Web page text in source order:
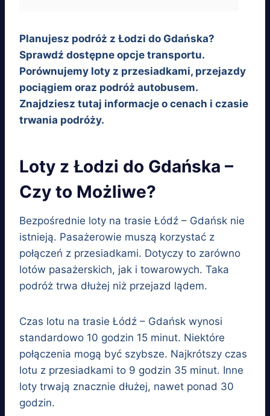
Planujesz podróż z Łodzi do Gdańska?
Sprawdź dostępne opcje transportu.
Porównujemy loty z przesiadkami, przejazdy
pociągiem oraz podróż autobusem.
Znajdziesz tutaj informacje o cenach i czasie
trwania podróży.
Loty z Łodzi do Gdańska –
Czy to Możliwe?
Bezpośrednie loty na trasie Łódź – Gdańsk nie
istnieją. Pasażerowie muszą korzystać z
połączeń z przesiadkami. Dotyczy to zarówno
lotów pasażerskich, jak i towarowych. Taka
podróż trwa dłużej niż przejazd lądem.
Czas lotu na trasie Łódź – Gdańsk wynosi
standardowo 10 godzin 15 minut. Niektóre
połączenia mogą być szybsze. Najkrótszy czas
lotu z przesiadkami to 9 godzin 35 minut. Inne
loty trwają znacznie dłużej, nawet ponad 30
godzin.